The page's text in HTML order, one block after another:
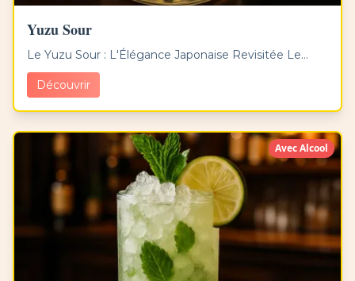
Yuzu Sour
Le Yuzu Sour : L'Élégance Japonaise Revisitée Le...
Découvrir
Avec Alcool